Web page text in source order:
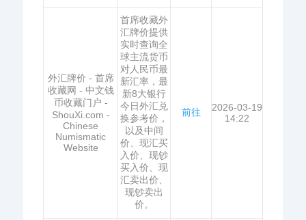
外汇牌价 - 首席
收藏网 - 中文钱
币收藏门户 -
ShouXi.com -
Chinese
Numismatic
Website
首席收藏外
汇牌价提供
实时查询全
球主流货币
对人民币最
新汇率，最
新8大银行
今日外汇兑
换参考价，
以及中间
价、现汇买
入价、现钞
买入价、现
汇卖出价、
现钞卖出
价。
前往
2026-03-19
14:22